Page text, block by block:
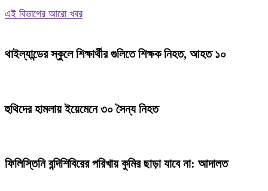
এই বিভাগের আরো খবর
থাইল্যান্ডের স্কুলে শিক্ষার্থীর গুলিতে শিক্ষক নিহত, আহত ১০
হুথিদের হামলায় ইয়েমেনে ৩০ সৈন্য নিহত
ফিলিস্তিনি বন্দিশিবিরের পরিখায় কুমির ছাড়া যাবে না: আদালত